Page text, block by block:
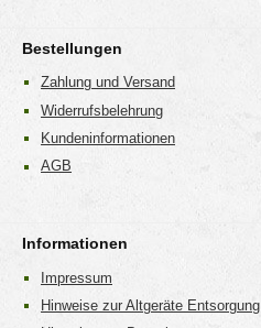
Bestellungen
Zahlung und Versand
Widerrufsbelehrung
Kundeninformationen
AGB
Informationen
Impressum
Hinweise zur Altgeräte Entsorgung